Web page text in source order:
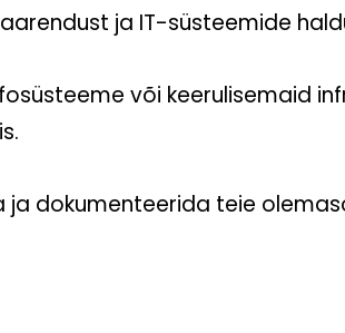
ja IT-süsteemide
või keerulisemaid
dokumenteerida teie